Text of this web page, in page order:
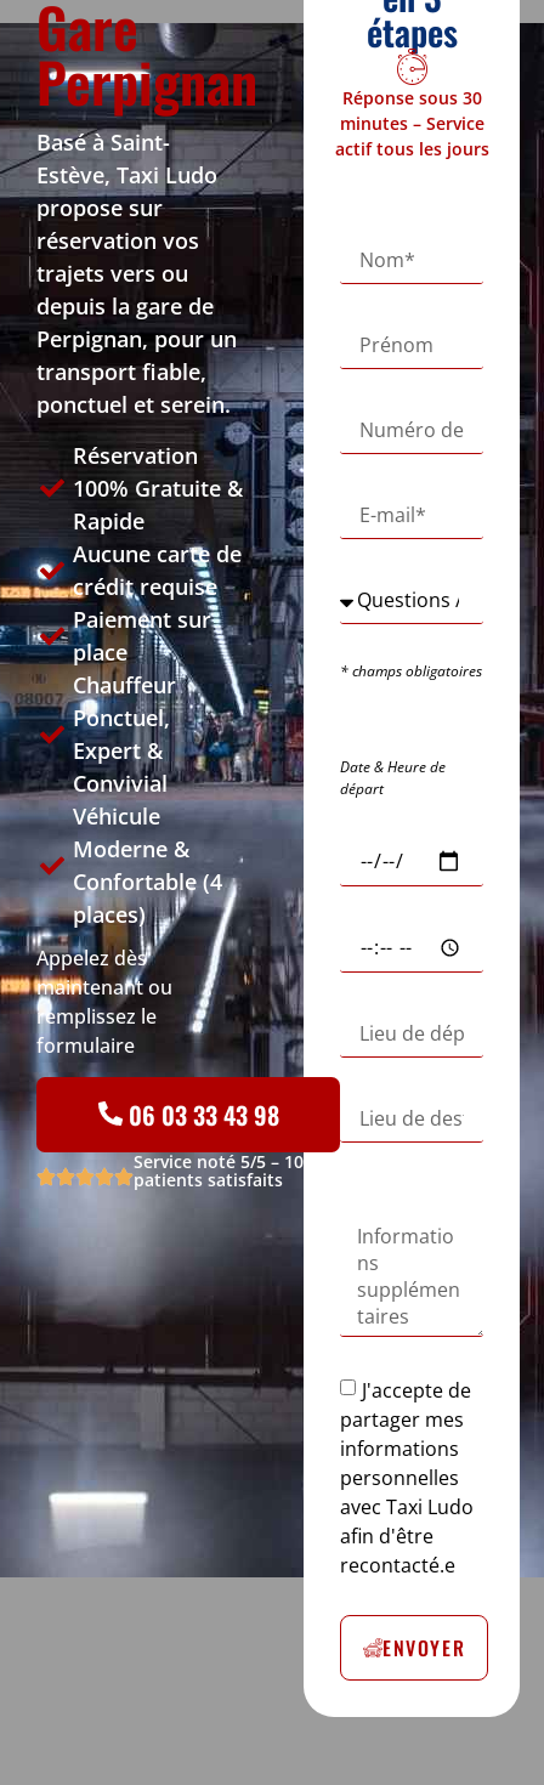
Gare
Perpignan
Basé à Saint-
Estève, Taxi Ludo
propose sur
réservation vos
trajets vers ou
depuis la gare de
Perpignan, pour un
transport fiable,
ponctuel et serein.
Réservation
100% Gratuite &
Rapide
Aucune carte de
crédit requise
Paiement sur
place
Chauffeur
Ponctuel,
Expert &
Convivial
Véhicule
Moderne &
Confortable (4
places)
Appelez dès
maintenant ou
remplissez le
formulaire
06 03 33 43 98
Service noté 5/5 – 100 %
patients satisfaits
étapes
Réponse sous 30
minutes – Service
actif tous les jours
* champs obligatoires
Date & Heure de
départ
J'accepte de
partager mes
informations
personnelles
avec Taxi Ludo
afin d'être
recontacté.e
ENVOYER